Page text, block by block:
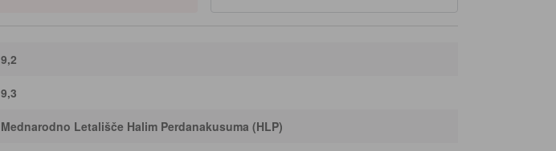
9,2
9,3
Mednarodno Letališče Halim Perdanakusuma (HLP)